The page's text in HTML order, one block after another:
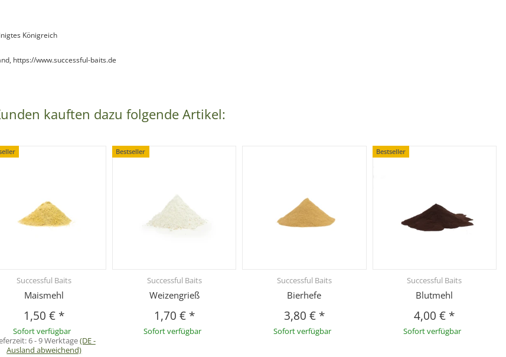
Königreich
https://www.successful-baits.de
kauften dazu folgende Artikel:
Successful Baits
Maismehl
1,50 € *
Sofort verfügbar
6 - 9 Werktage(DE -
Ausland abweichend)
Bestseller
Successful Baits
Weizengrieß
1,70 € *
Sofort verfügbar
Successful Baits
Bierhefe
3,80 € *
Sofort verfügbar
Bestseller
Successful Baits
Blutmehl
4,00 € *
Sofort verfügbar